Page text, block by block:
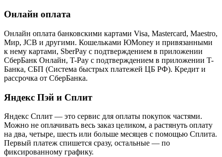
Онлайн оплата
Онлайн оплата банковскими картами Visa, Mastercard, Maestro,
Мир, JCB и другими. Кошельками ЮMoney и привязанными
к нему картами, SberPay с подтверждением в приложении
СберБанк Онлайн, T-Pay с подтверждением в приложении T-
Банка, СБП (Система быстрых платежей ЦБ РФ). Кредит и
рассрочка от СберБанка.
Яндекс Пэй и Сплит
Яндекс Cплит — это сервис для оплаты покупок частями.
Можно не оплачивать весь заказ целиком, а растянуть оплату
на два, четыре, шесть или больше месяцев с помощью Сплита.
Первый платеж спишется сразу, остальные — по
фиксированному графику.